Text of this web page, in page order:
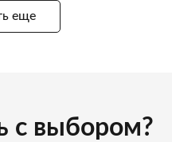
еще
с выбором?